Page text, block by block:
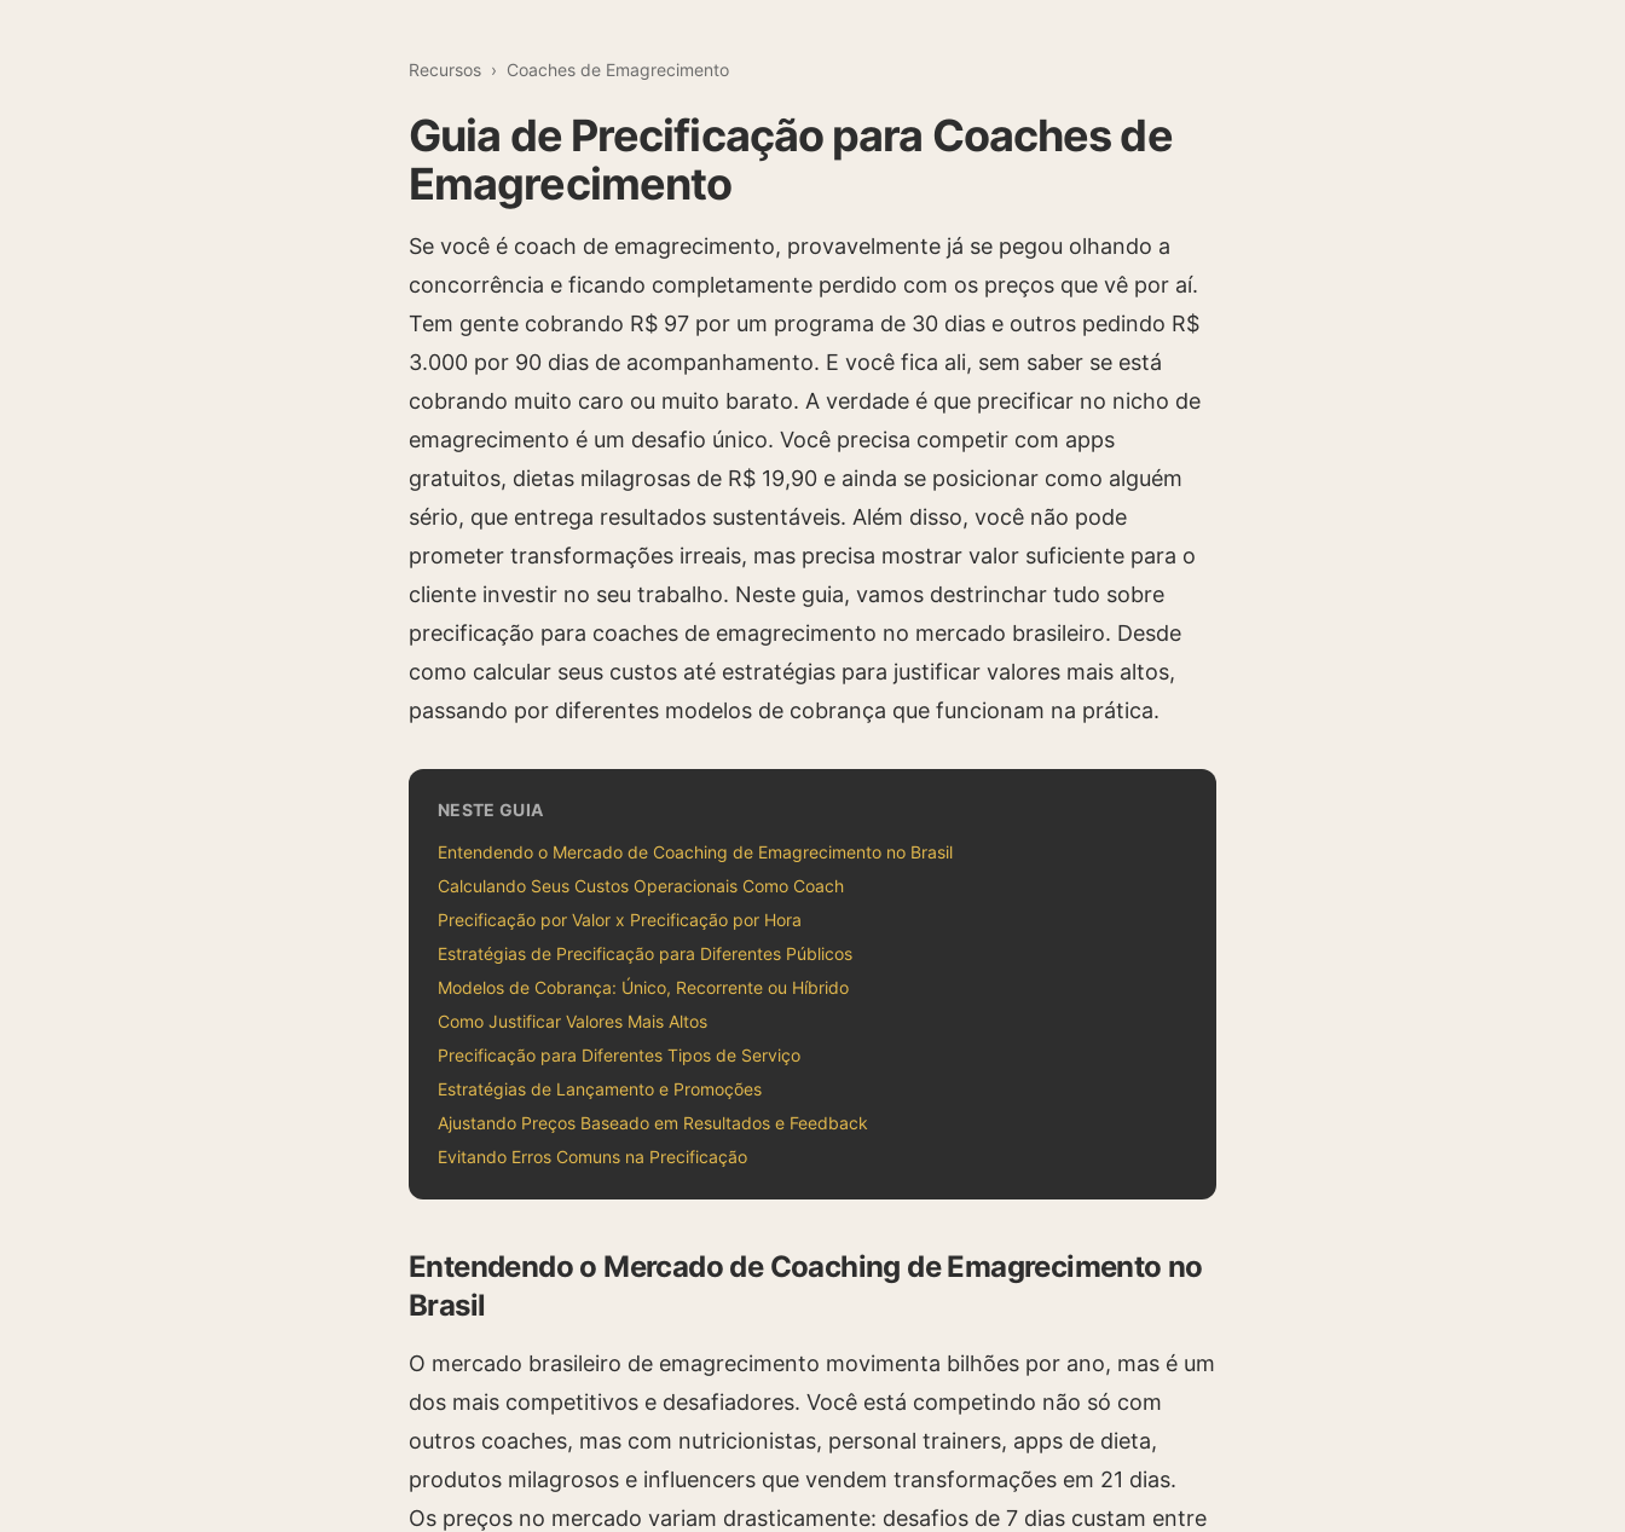
Recursos › Coaches de Emagrecimento
Guia de Precificação para Coaches de
Emagrecimento
Se você é coach de emagrecimento, provavelmente já se pegou olhando a
concorrência e ficando completamente perdido com os preços que vê por aí.
Tem gente cobrando R$ 97 por um programa de 30 dias e outros pedindo R$
3.000 por 90 dias de acompanhamento. E você fica ali, sem saber se está
cobrando muito caro ou muito barato. A verdade é que precificar no nicho de
emagrecimento é um desafio único. Você precisa competir com apps
gratuitos, dietas milagrosas de R$ 19,90 e ainda se posicionar como alguém
sério, que entrega resultados sustentáveis. Além disso, você não pode
prometer transformações irreais, mas precisa mostrar valor suficiente para o
cliente investir no seu trabalho. Neste guia, vamos destrinchar tudo sobre
precificação para coaches de emagrecimento no mercado brasileiro. Desde
como calcular seus custos até estratégias para justificar valores mais altos,
passando por diferentes modelos de cobrança que funcionam na prática.
NESTE GUIA
Entendendo o Mercado de Coaching de Emagrecimento no Brasil
Calculando Seus Custos Operacionais Como Coach
Precificação por Valor x Precificação por Hora
Estratégias de Precificação para Diferentes Públicos
Modelos de Cobrança: Único, Recorrente ou Híbrido
Como Justificar Valores Mais Altos
Precificação para Diferentes Tipos de Serviço
Estratégias de Lançamento e Promoções
Ajustando Preços Baseado em Resultados e Feedback
Evitando Erros Comuns na Precificação
Entendendo o Mercado de Coaching de Emagrecimento no
Brasil
O mercado brasileiro de emagrecimento movimenta bilhões por ano, mas é um
dos mais competitivos e desafiadores. Você está competindo não só com
outros coaches, mas com nutricionistas, personal trainers, apps de dieta,
produtos milagrosos e influencers que vendem transformações em 21 dias.
Os preços no mercado variam drasticamente: desafios de 7 dias custam entre